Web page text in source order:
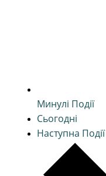
Минулі Події
Сьогодні
Наступна Події